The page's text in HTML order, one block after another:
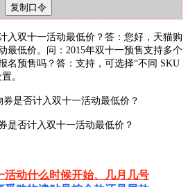
入双十一活动最低价？答：您好，天猫购
最低价。问：2015年双十一预售支持多个
名预售吗？答：支持，可选择“不同 SKU
。
是否计入双十一活动最低价？
活动什么时候开始、几月几号